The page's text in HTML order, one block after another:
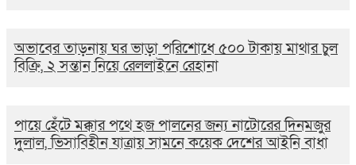
অভাবের তাড়নায় ঘর ভাড়া পরিশোধে ৫০০ টাকায় মাথার চুল
বিক্রি, ২ সন্তান নিয়ে রেললাইনে রেহানা
পায়ে হেঁটে মক্কার পথে হজ পালনের জন্য নাটোরের দিনমজুর
দুলাল, ভিসাবিহীন যাত্রায় সামনে কয়েক দেশের আইনি বাধা